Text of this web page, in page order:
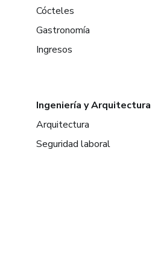
Cócteles
Gastronomía
Ingresos
Ingeniería y Arquitectura
Arquitectura
Seguridad laboral